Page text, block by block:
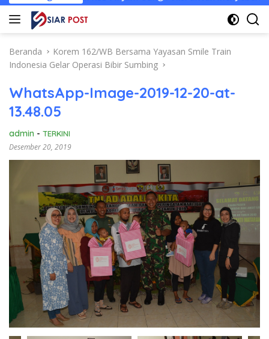
ke
konten
Beranda
Korem 162/WB Bersama Yayasan Smile Train
Indonesia Gelar Operasi Bibir Sumbing
WhatsApp-Image-2019-12-20-at-
13.48.05
admin - TERKINI
Desember 20, 2019